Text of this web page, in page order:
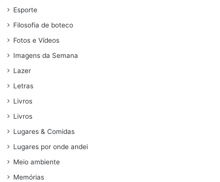
Esporte
Filosofia de boteco
Fotos e Vídeos
Imagens da Semana
Lazer
Letras
Livros
Livros
Lugares & Comidas
Lugares por onde andei
Meio ambiente
Memórias